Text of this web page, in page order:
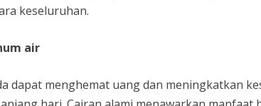
keseluruhan.
air
dapat menghemat uang dan meningkatkan